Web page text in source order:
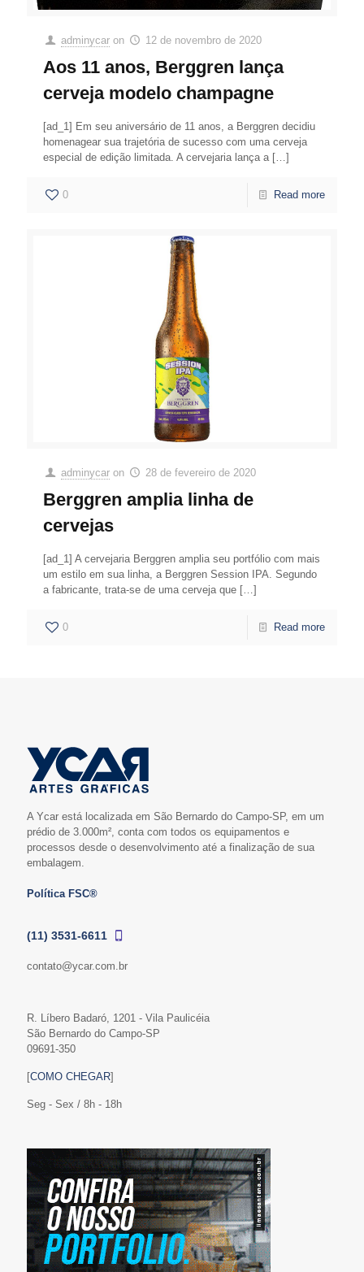
adminycar on 12 de novembro de 2020
Aos 11 anos, Berggren lança
cerveja modelo champagne
[ad_1] Em seu aniversário de 11 anos, a Berggren decidiu
homenagear sua trajetória de sucesso com uma cerveja
especial de edição limitada. A cervejaria lança a […]
0 Read more
adminycar on 28 de fevereiro de 2020
Berggren amplia linha de
cervejas
[ad_1] A cervejaria Berggren amplia seu portfólio com mais
um estilo em sua linha, a Berggren Session IPA. Segundo
a fabricante, trata-se de uma cerveja que […]
0 Read more
A Ycar está localizada em São Bernardo do Campo-SP, em um
prédio de 3.000m², conta com todos os equipamentos e
processos desde o desenvolvimento até a finalização de sua
embalagem.
Política FSC®
(11) 3531-6611
contato@ycar.com.br
R. Líbero Badaró, 1201 - Vila Paulicéia
São Bernardo do Campo-SP
09691-350
[COMO CHEGAR]
Seg - Sex / 8h - 18h